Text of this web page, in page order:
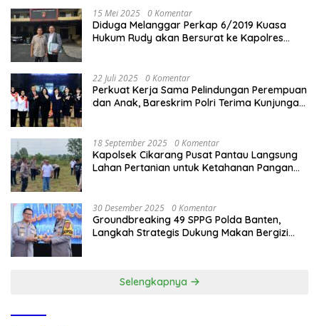
15 Mei 2025 0 Komentar
Diduga Melanggar Perkap 6/2019 Kuasa
Hukum Rudy akan Bersurat ke Kapolres
22 Juli 2025 0 Komentar
Perkuat Kerja Sama Pelindungan Perempuan
dan Anak, Bareskrim Polri Terima Kunjungan
18 September 2025 0 Komentar
Kapolsek Cikarang Pusat Pantau Langsung
Lahan Pertanian untuk Ketahanan Pangan
30 Desember 2025 0 Komentar
Groundbreaking 49 SPPG Polda Banten,
Langkah Strategis Dukung Makan Bergizi
Selengkapnya